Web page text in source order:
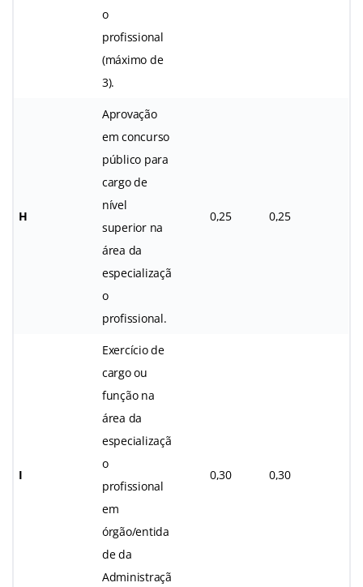
o
profissional
(máximo de
3).
H
Aprovação
em concurso
público para
cargo de
nível
superior na
área da
especializaçã
o
profissional.
0,25 0,25
I
Exercício de
cargo ou
função na
área da
especializaçã
o
profissional
em
órgão/entida
de da
Administraçã
0,30 0,30